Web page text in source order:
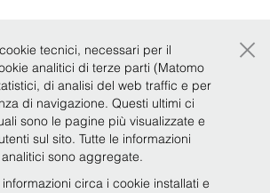
attività accademica
damages in commercial
tecnici, necessari per il
analitici di terze parti (Matomo
di analisi del web traffic e per
di navigazione. Questi ultimi ci
sono le pagine più visualizzate e
sul sito. Tutte le informazioni
sono aggregate.
circa i cookie installati e
×